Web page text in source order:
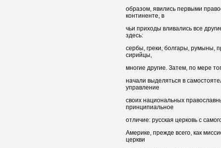
образом, явились первыми
континенте, в
чьи приходы вливались все
здесь:
сербы, греки, болгары, румыны,
сирийцы,
многие другие. Затем, по мере
начали выделяться в
управление
своих национальных
принципиальное
отличие: русская церковь с
Америке, прежде всего, как
церкви